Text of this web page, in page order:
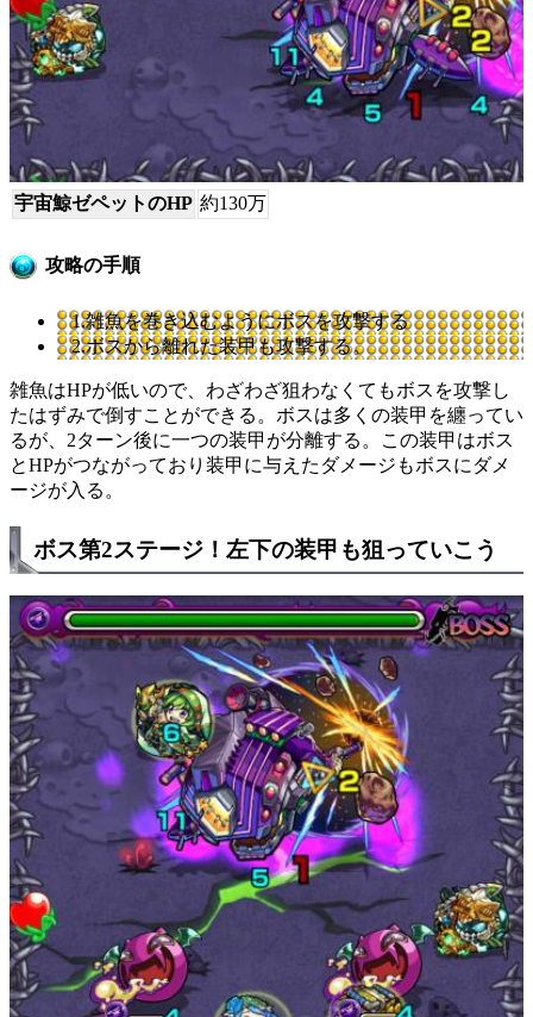
宇宙鯨ゼペットのHP 約130万
攻略の手順
1.雑魚を巻き込むようにボスを攻撃する
2.ボスから離れた装甲も攻撃する。
雑魚はHPが低いので、わざわざ狙わなくてもボスを攻撃し
たはずみで倒すことができる。ボスは多くの装甲を纏ってい
るが、2ターン後に一つの装甲が分離する。この装甲はボス
とHPがつながっており装甲に与えたダメージもボスにダメ
ージが入る。
ボス第2ステージ！左下の装甲も狙っていこう